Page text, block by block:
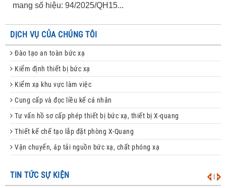
mang số hiệu: 94/2025/QH15...
DỊCH VỤ CỦA CHÚNG TÔI
Đào tạo an toàn bức xạ
Kiểm định thiết bị bức xạ
Kiểm xạ khu vực làm việc
Cung cấp và đọc liều kế cá nhân
Tư vấn hồ sơ cấp phép thiết bị bức xạ, thiết bị X-quang
Thiết kế chế tạo lắp đặt phòng X-Quang
Vận chuyển, áp tải nguồn bức xạ, chất phóng xạ
TIN TỨC SỰ KIỆN |